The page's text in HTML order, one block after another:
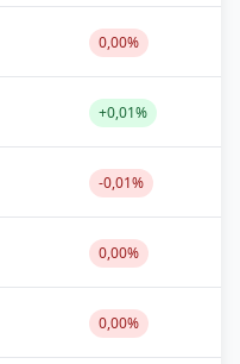
0,00%
+0,01%
-0,01%
0,00%
0,00%